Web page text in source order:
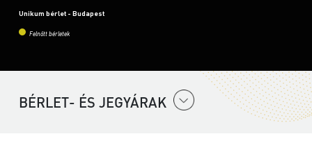
Unikum bérlet - Budapest
Felnőtt bérletek
BÉRLET- ÉS JEGYÁRAK